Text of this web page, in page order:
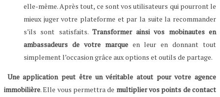
elle-même. Après tout, ce sont vos utilisateurs qui pourront le
mieux juger votre plateforme et par la suite la recommander
s’ils sont satisfaits. Transformer ainsi vos mobinautes en
ambassadeurs de votre marqueen leur en donnant tout
simplement l’occasion grâce aux options et outils de partage.
Une application peut être un véritable atout pour votre agence
immobilière. Elle vous permettra de multiplier vos points de contact